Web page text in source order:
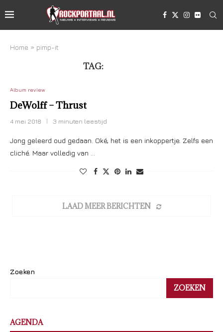
Home » pimp-it
TAG:
Album review
DeWolff – Thrust
4 mei 2018 3 minuten leestijd
Jong geleerd oud gedaan. Oké, het is een inkoppertje. Zelfs een
cliché. Maar volledig van …
LAAD MEER BERICHTEN
Zoeken
ZOEKEN
AGENDA